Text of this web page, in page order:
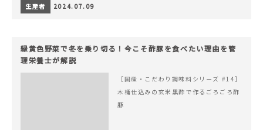
生産者 2024.07.09
緑黄色野菜で冬を乗り切る！今こそ酢豚を食べたい理由を管
理栄養士が解説
［国産・こだわり調味料シリーズ #14］
木桶仕込みの玄米黒酢で作るごろごろ酢
豚